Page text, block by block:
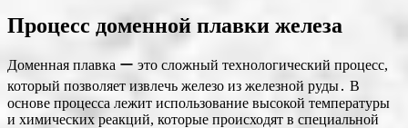
Процесс доменной плавки железа
Доменная плавка ー это сложный технологический процесс,
который позволяет извлечь железо из железной руды․ В
основе процесса лежит использование высокой температуры
и химических реакций, которые происходят в специальной